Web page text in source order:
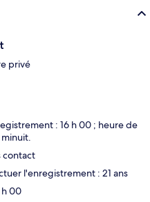
privé
: 16 h 00 ; heure de
contact
l'enregistrement : 21 ans
h 00